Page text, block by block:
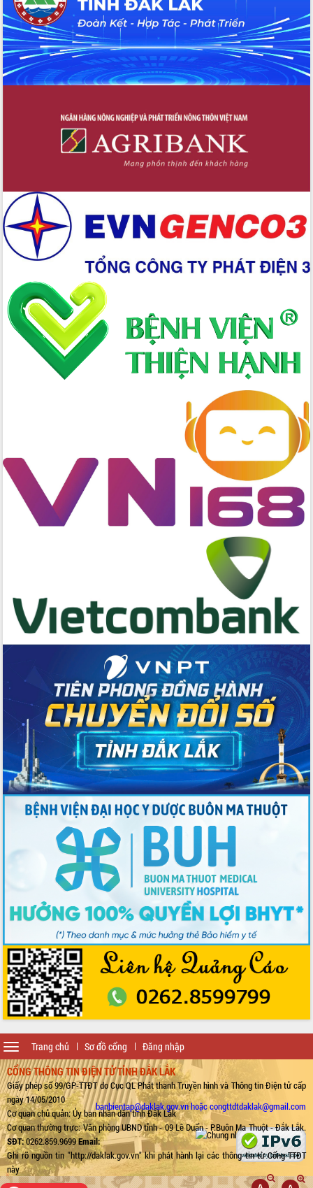
Trang chủ Sơ đồ cổng Đăng nhập
Toggle
navigation
CỔNG THÔNG TIN ĐIỆN TỬ TỈNH ĐẮK LẮK
Giấy phép số 99/GP-TTĐT do Cục QL Phát thanh Truyền hình và Thông tin Điện tử cấp
ngày 14/05/2010
Cơ quan chủ quản: Ủy ban nhân dân tỉnh Đắk Lắk
Cơ quan thường trực: Văn phòng UBND tỉnh - 09 Lê Duẩn - P.Buôn Ma Thuột - Đắk Lắk.
SĐT:0262.859.9699Email:
banbientap@daklak.gov.vn hoặc congttdtdaklak@gmail.com
Ghi rõ nguồn tin "http://daklak.gov.vn" khi phát hành lại các thông tin từ Cổng TTĐT
này